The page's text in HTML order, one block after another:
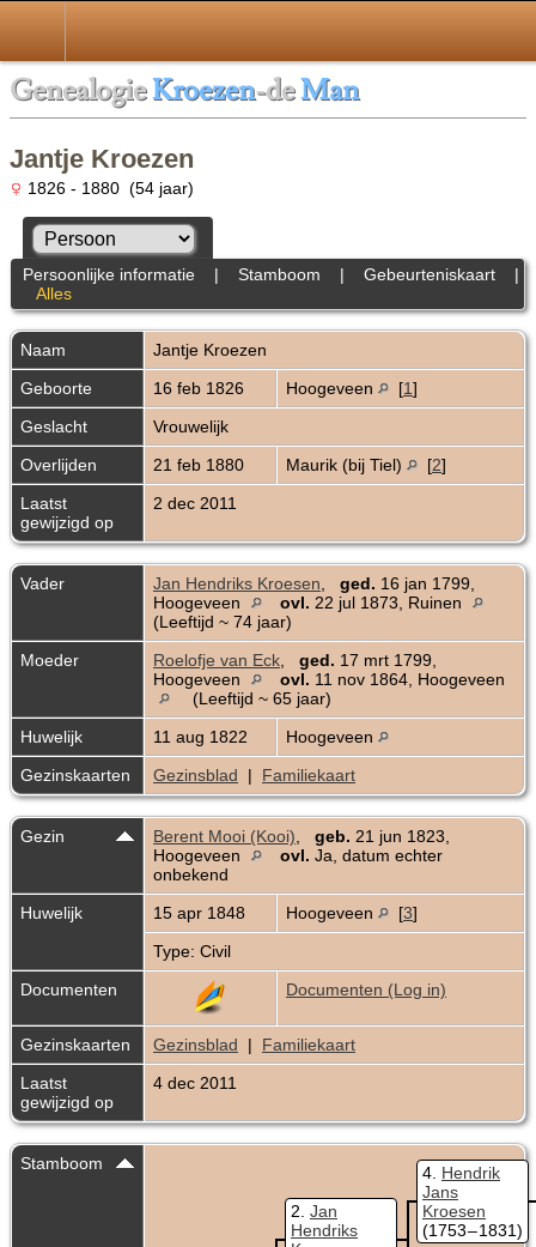
GenealogieKroezen-deMan
Jantje Kroezen
1826 - 1880 (54 jaar)
Persoonlijke informatie | Stamboom | Gebeurteniskaart|
Alles
Naam Jantje Kroezen
Geboorte
16 feb 1826 Hoogeveen [1]
Geslacht
Vrouwelijk
Overlijden
21 feb 1880 Maurik (bij Tiel) [2]
Laatst
gewijzigd op
2 dec 2011
Vader Jan Hendriks Kroesen ged. 16 jan 1799,
Hoogeveen
ovl. 22 jul 1873, Ruinen
(Leeftijd ~ 74 jaar)
Moeder
Roelofje van Eck ged. 17 mrt 1799,
Hoogeveen
ovl. 11 nov 1864, Hoogeveen
(Leeftijd ~ 65 jaar)
Huwelijk
11 aug 1822
Hoogeveen
Gezinskaarten
Gezinsblad | Familiekaart
Gezin Berent Mooi (Kooi) geb. 21 jun 1823,
Hoogeveen
ovl. Ja, datum echter
onbekend
Huwelijk
15 apr 1848 Hoogeveen [3]
Type: Civil
Documenten
Documenten (Log in)
Gezinskaarten Gezinsblad | Familiekaart
Laatst
gewijzigd op
4 dec 2011
Stamboom
2 Jan
Hendriks
4 Hendrik
Jans
Kroesen
(1753 – 1831)